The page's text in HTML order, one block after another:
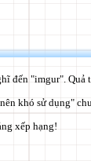
đến "imgur".
khó sử dụng"
xếp hạng!